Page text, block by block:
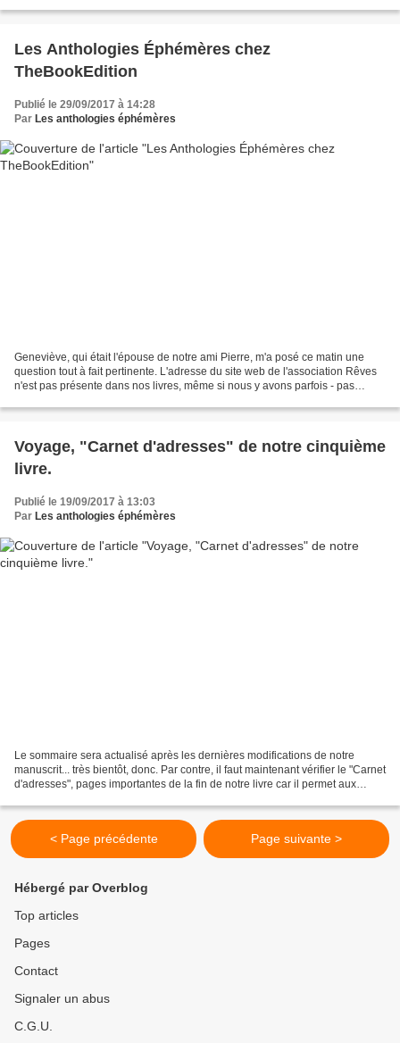
Les Anthologies Éphémères chez
TheBookEdition
Publié le 29/09/2017 à 14:28
Par Les anthologies éphémères
Geneviève, qui était l'épouse de notre ami Pierre, m'a posé ce matin une
question tout à fait pertinente. L'adresse du site web de l'association Rêves
n'est pas présente dans nos livres, même si nous y avons parfois - pas
Voyage, "Carnet d'adresses" de notre cinquième
livre.
Publié le 19/09/2017 à 13:03
Par Les anthologies éphémères
Le sommaire sera actualisé après les dernières modifications de notre
manuscrit... très bientôt, donc. Par contre, il faut maintenant vérifier le "Carnet
d'adresses", pages importantes de la fin de notre livre car il permet aux
< Page précédente Page suivante >
Hébergé par Overblog
Top articles
Pages
Contact
Signaler un abus
C.G.U.